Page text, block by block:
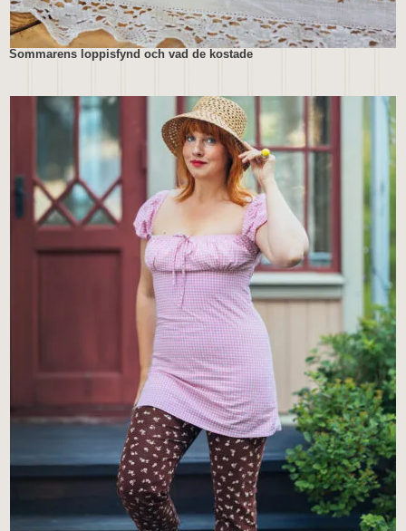
Sommarens loppisfynd och vad de kostade